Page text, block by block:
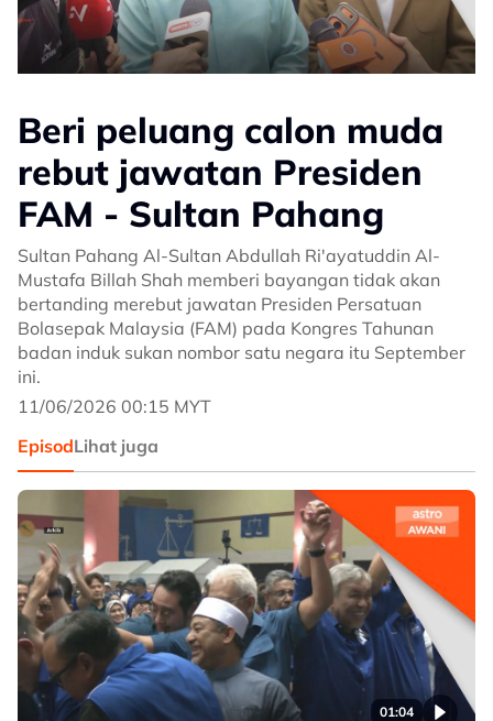
Beri peluang calon muda
rebut jawatan Presiden
FAM - Sultan Pahang
Sultan Pahang Al-Sultan Abdullah Ri'ayatuddin Al-
Mustafa Billah Shah memberi bayangan tidak akan
bertanding merebut jawatan Presiden Persatuan
Bolasepak Malaysia (FAM) pada Kongres Tahunan
badan induk sukan nombor satu negara itu September
ini.
11/06/2026 00:15 MYT
EpisodLihat juga
01:04